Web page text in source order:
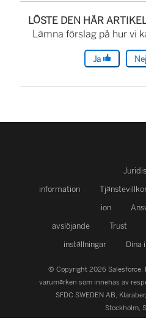
LÖSTE DEN HÄR
Lämna förslag på hur vi
Ja Nej
information
ion
avslöjande
Trust
inställningar
Dina
© Copyright 2026 Salesforce,
varumärken som innehas av
SFDC SWEDEN AB,
Stockholm,